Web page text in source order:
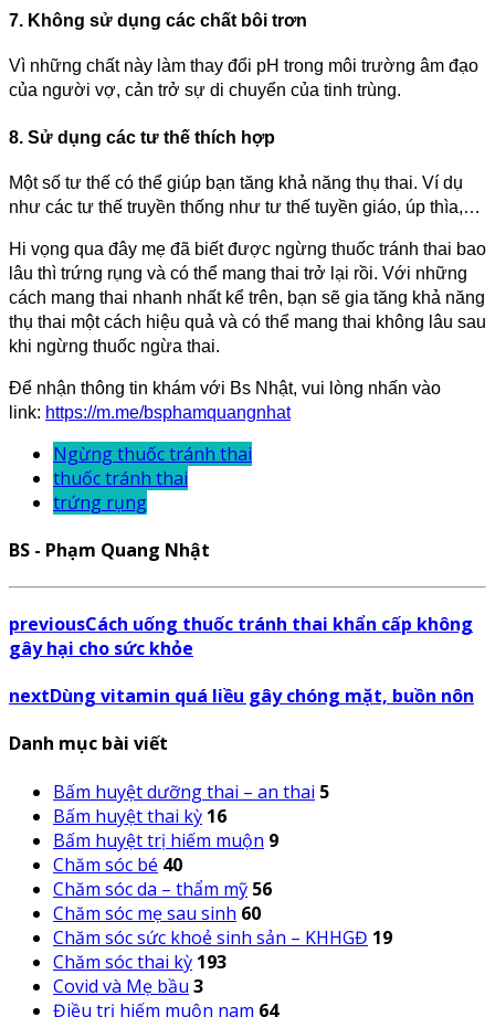
7. Không sử dụng các chất bôi trơn
Vì những chất này làm thay đổi pH trong môi trường âm đạo
của người vợ, cản trở sự di chuyển của tinh trùng.
8. Sử dụng các tư thế thích hợp
Một số tư thế có thể giúp bạn tăng khả năng thụ thai. Ví dụ
như các tư thế truyền thống như tư thế tuyền giáo, úp thìa,…
Hi vọng qua đây mẹ đã biết được ngừng thuốc tránh thai bao
lâu thì trứng rụng và có thể mang thai trở lại rồi. Với những
cách mang thai nhanh nhất kể trên, bạn sẽ gia tăng khả năng
thụ thai một cách hiệu quả và có thể mang thai không lâu sau
khi ngừng thuốc ngừa thai.
Để nhận thông tin khám với Bs Nhật, vui lòng nhấn vào
link: https://m.me/bsphamquangnhat
Ngừng thuốc tránh thai
thuốc tránh thai
trứng rụng
BS - Phạm Quang Nhật
previousCách uống thuốc tránh thai khẩn cấp không
gây hại cho sức khỏe
nextDùng vitamin quá liều gây chóng mặt, buồn nôn
Danh mục bài viết
Bấm huyệt dưỡng thai – an thai 5
Bấm huyệt thai kỳ 16
Bấm huyệt trị hiếm muộn 9
Chăm sóc bé 40
Chăm sóc da – thẩm mỹ 56
Chăm sóc mẹ sau sinh 60
Chăm sóc sức khoẻ sinh sản – KHHGĐ 19
Chăm sóc thai kỳ 193
Covid và Mẹ bầu 3
Điều trị hiếm muộn nam 64